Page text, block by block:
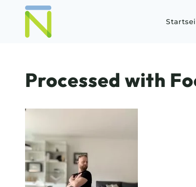
Processed with